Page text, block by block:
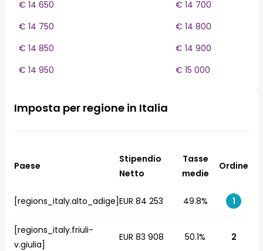
€ 14 650
€ 14 700
€ 14 750
€ 14 800
€ 14 850
€ 14 900
€ 14 950
€ 15 000
Imposta per regione in Italia
Paese
Stipendio
Netto
Tasse
medie
Ordine
[regions_italy.alto_adige]EUR 84 253 49.8% 1
[regions_italy.friuli-
v.giulia]
EUR 83 908 50.1% 2